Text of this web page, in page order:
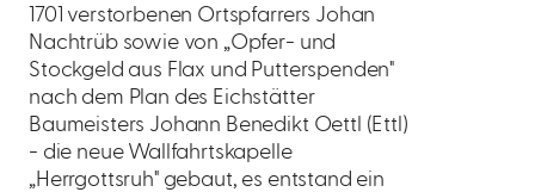
1701 verstorbenen Ortspfarrers Johan
Nachtrüb sowie von „Opfer- und
Stockgeld aus Flax und Putterspenden"
nach dem Plan des Eichstätter
Baumeisters Johann Benedikt Oettl (Ettl)
- die neue Wallfahrtskapelle
„Herrgottsruh" gebaut, es entstand ein